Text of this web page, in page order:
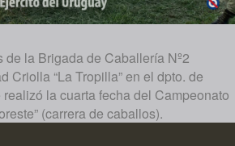
de la Brigada de Caballería Nº2
Criolla “La Tropilla” en el dpto. de
la cuarta fecha del Campeonato
(carrera de caballos).